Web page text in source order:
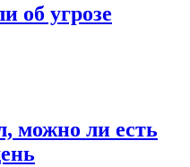
об угрозе
можно ли есть